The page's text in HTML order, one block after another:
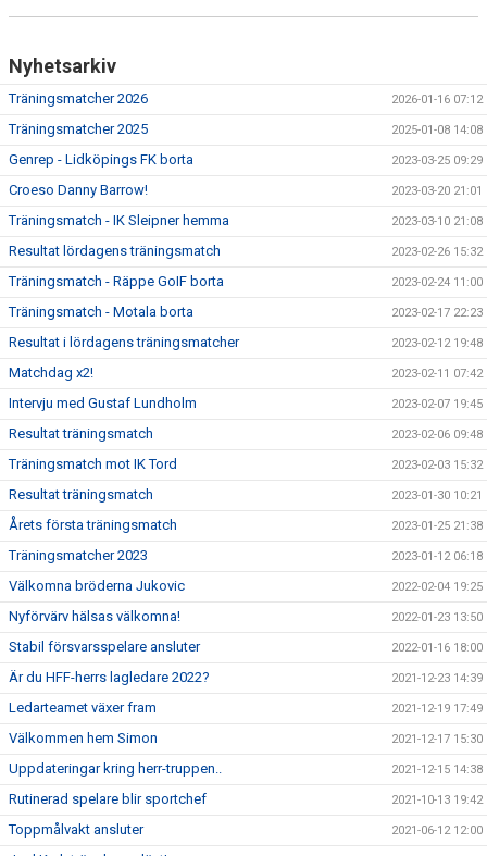
Nyhetsarkiv
Träningsmatcher 2026 2026-01-16 07:12
Träningsmatcher 2025 2025-01-08 14:08
Genrep - Lidköpings FK borta 2023-03-25 09:29
Croeso Danny Barrow! 2023-03-20 21:01
Träningsmatch - IK Sleipner hemma 2023-03-10 21:08
Resultat lördagens träningsmatch 2023-02-26 15:32
Träningsmatch - Räppe GoIF borta 2023-02-24 11:00
Träningsmatch - Motala borta 2023-02-17 22:23
Resultat i lördagens träningsmatcher 2023-02-12 19:48
Matchdag x2! 2023-02-11 07:42
Intervju med Gustaf Lundholm 2023-02-07 19:45
Resultat träningsmatch 2023-02-06 09:48
Träningsmatch mot IK Tord 2023-02-03 15:32
Resultat träningsmatch 2023-01-30 10:21
Årets första träningsmatch 2023-01-25 21:38
Träningsmatcher 2023 2023-01-12 06:18
Välkomna bröderna Jukovic 2022-02-04 19:25
Nyförvärv hälsas välkomna! 2022-01-23 13:50
Stabil försvarsspelare ansluter 2022-01-16 18:00
Är du HFF-herrs lagledare 2022? 2021-12-23 14:39
Ledarteamet växer fram 2021-12-19 17:49
Välkommen hem Simon 2021-12-17 15:30
Uppdateringar kring herr-truppen.. 2021-12-15 14:38
Rutinerad spelare blir sportchef 2021-10-13 19:42
Toppmålvakt ansluter 2021-06-12 12:00